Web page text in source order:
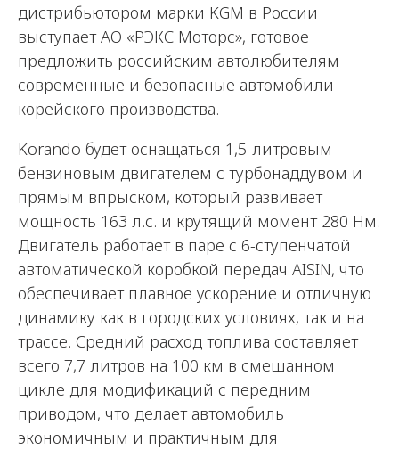
дистрибьютором марки KGM в России
выступает АО «РЭКС Моторс», готовое
предложить российским автолюбителям
современные и безопасные автомобили
корейского производства.
Korando будет оснащаться 1,5-литровым
бензиновым двигателем с турбонаддувом и
прямым впрыском, который развивает
мощность 163 л.с. и крутящий момент 280 Нм.
Двигатель работает в паре с 6-ступенчатой
автоматической коробкой передач AISIN, что
обеспечивает плавное ускорение и отличную
динамику как в городских условиях, так и на
трассе. Средний расход топлива составляет
всего 7,7 литров на 100 км в смешанном
цикле для модификаций с передним
приводом, что делает автомобиль
экономичным и практичным для